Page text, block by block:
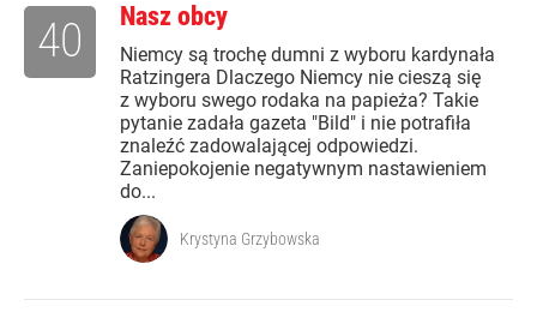
Nasz obcy
Niemcy są trochę dumni z wyboru kardynała
Ratzingera Dlaczego Niemcy nie cieszą się
z wyboru swego rodaka na papieża? Takie
pytanie zadała gazeta "Bild" i nie potrafiła
znaleźć zadowalającej odpowiedzi.
Zaniepokojenie negatywnym nastawieniem
do...
40
Krystyna Grzybowska